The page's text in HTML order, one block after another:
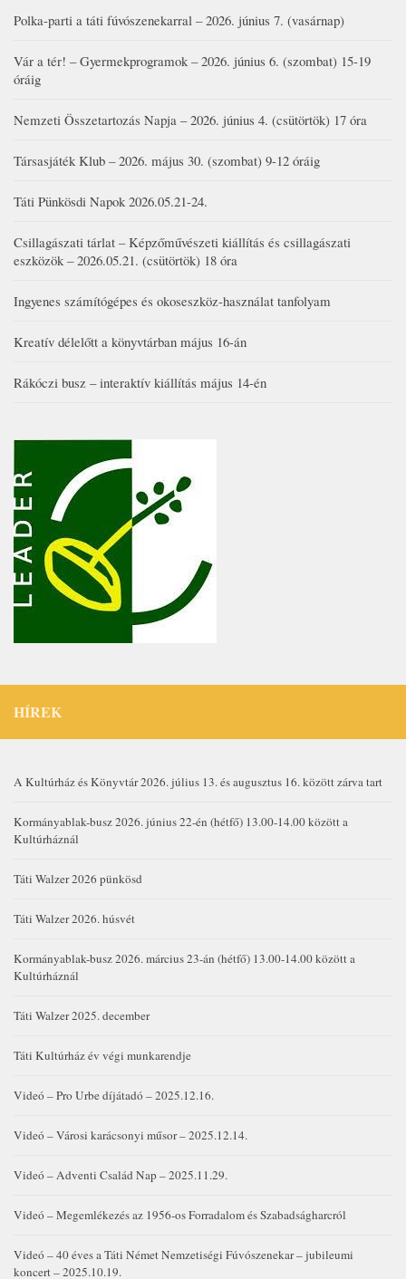
Polka-parti a táti fúvószenekarral – 2026. június 7. (vasárnap)
Vár a tér! – Gyermekprogramok – 2026. június 6. (szombat) 15-19
óráig
Nemzeti Összetartozás Napja – 2026. június 4. (csütörtök) 17 óra
Társasjáték Klub – 2026. május 30. (szombat) 9-12 óráig
Táti Pünkösdi Napok 2026.05.21-24.
Csillagászati tárlat – Képzőművészeti kiállítás és csillagászati
eszközök – 2026.05.21. (csütörtök) 18 óra
Ingyenes számítógépes és okoseszköz-használat tanfolyam
Kreatív délelőtt a könyvtárban május 16-án
Rákóczi busz – interaktív kiállítás május 14-én
HÍREK
A Kultúrház és Könyvtár 2026. július 13. és augusztus 16. között zárva tart
Kormányablak-busz 2026. június 22-én (hétfő) 13.00-14.00 között a
Kultúrháznál
Táti Walzer 2026 pünkösd
Táti Walzer 2026. húsvét
Kormányablak-busz 2026. március 23-án (hétfő) 13.00-14.00 között a
Kultúrháznál
Táti Walzer 2025. december
Táti Kultúrház év végi munkarendje
Videó – Pro Urbe díjátadó – 2025.12.16.
Videó – Városi karácsonyi műsor – 2025.12.14.
Videó – Adventi Család Nap – 2025.11.29.
Videó – Megemlékezés az 1956-os Forradalom és Szabadságharcról
Videó – 40 éves a Táti Német Nemzetiségi Fúvószenekar – jubileumi
koncert – 2025.10.19.